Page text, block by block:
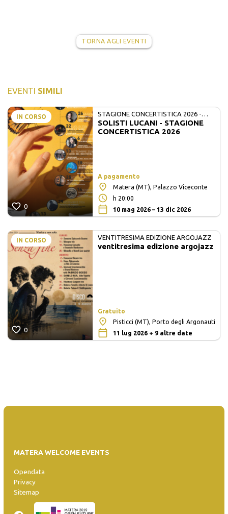
TORNA AGLI EVENTI
EVENTI SIMILI
IN CORSO
0
STAGIONE CONCERTISTICA 2026 -
MATE E SOLISTI LUCANI
SOLISTI LUCANI - STAGIONE
CONCERTISTICA 2026
A pagamento
Matera (MT), Palazzo Viceconte
h 20:00
10 mag 2026 – 13 dic 2026
IN CORSO
0
VENTITRESIMA EDIZIONE ARGOJAZZ
ventitresima edizione argojazz
Gratuito
Pisticci (MT), Porto degli Argonauti
11 lug 2026 + 9 altre date
MATERA WELCOME EVENTS
Opendata
Privacy
Sitemap